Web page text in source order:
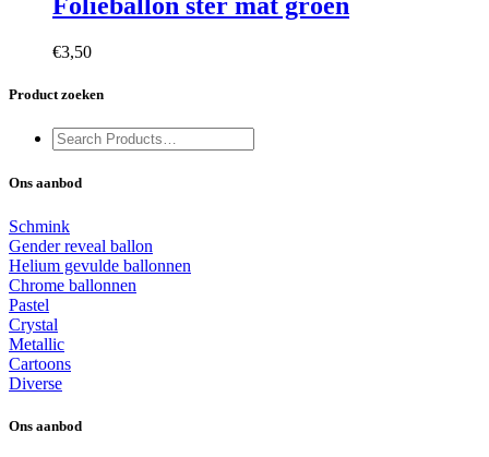
€3,50
Product zoeken
Ons aanbod
Schmink
Gender reveal ballon
Helium gevulde ballonnen
Chrome ballonnen
Pastel
Crystal
Metallic
Cartoons
Diverse
Ons aanbod